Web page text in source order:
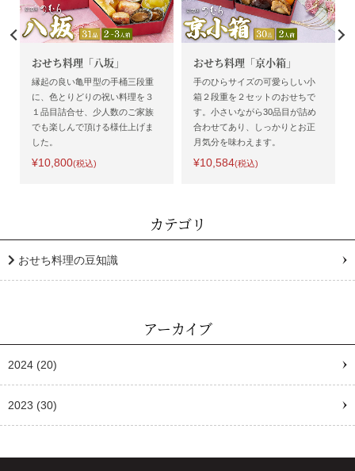
おせち料理「八坂」
縁起の良い亀甲型の手桶三段重
に、色とりどりの祝い料理を３
１品目詰合せ、少人数のご家族
でも楽しんで頂ける様仕上げま
した。
¥10,800(税込)
おせち料理「京小箱」
手のひらサイズの可愛らしい小
箱２段重を２セットのおせちで
す。小さいながら30品目が詰め
合わせてあり、しっかりとお正
月気分を味わえます。
¥10,584(税込)
カテゴリ
おせち料理の豆知識
アーカイブ
2024 (20)
2023 (30)